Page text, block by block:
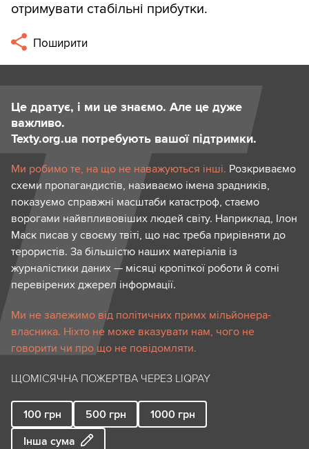
отримувати стабільні прибутки.
Поширити
Це дратує, і ми це знаємо. Але це дуже
важливо.
Texty.org.ua потребують вашої підтримки.
Ми робимо те, на що не наважуються інші. Розкриваємо
схеми пропагандистів, називаємо імена зрадників,
показуємо справжні масштаби катастроф, стаємо
ворогами найвпливовіших людей світу. Наприклад, Ілон
Маск писав у своєму твіті, що нас треба прирівняти до
терористів. За більшістю наших матеріалів із
журналістики даних — місяці кропіткої роботи й сотні
перевірених джерел інформації.
Ми не залежимо від політичних примх мільйонера-
власника. Ніхто не може вказувати нам, чого не
говорити чи про що не повідомляти.
ЩОМІСЯЧНА ПОЖЕРТВА ЧЕРЕЗ LIQPAY
100 грн 500 грн 1000 грн
Інша сума